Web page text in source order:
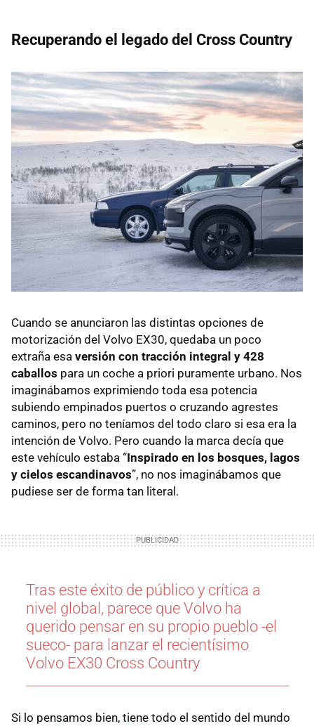
Recuperando el legado del Cross Country
Cuando se anunciaron las distintas opciones de
motorización del Volvo EX30, quedaba un poco
extraña esa versión con tracción integral y 428
caballos para un coche a priori puramente urbano. Nos
imaginábamos exprimiendo toda esa potencia
subiendo empinados puertos o cruzando agrestes
caminos, pero no teníamos del todo claro si esa era la
intención de Volvo. Pero cuando la marca decía que
este vehículo estaba “Inspirado en los bosques, lagos
y cielos escandinavos”, no nos imaginábamos que
pudiese ser de forma tan literal.
Tras este éxito de público y crítica a
nivel global, parece que Volvo ha
querido pensar en su propio pueblo -el
sueco- para lanzar el recientísimo
Volvo EX30 Cross Country
Si lo pensamos bien, tiene todo el sentido del mundo